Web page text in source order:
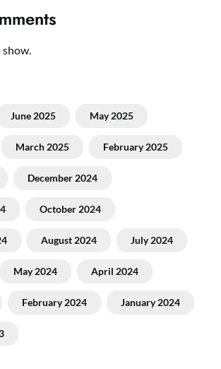
show.
June 2025 May 2025
March 2025 February 2025
December 2024
October 2024
August 2024 July 2024
May 2024 April 2024
February 2024 January 2024